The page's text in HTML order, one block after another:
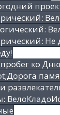
Не
ко